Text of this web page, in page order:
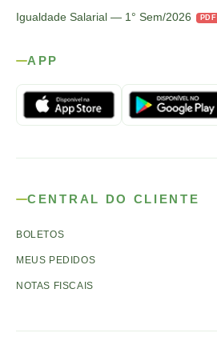
Igualdade Salarial — 1° Sem/2026
PDF
APP
CENTRAL DO CLIENTE
BOLETOS
MEUS PEDIDOS
NOTAS FISCAIS